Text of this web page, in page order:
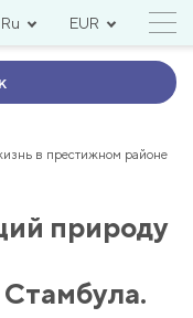
Ru EUR
в престижном районе
природу